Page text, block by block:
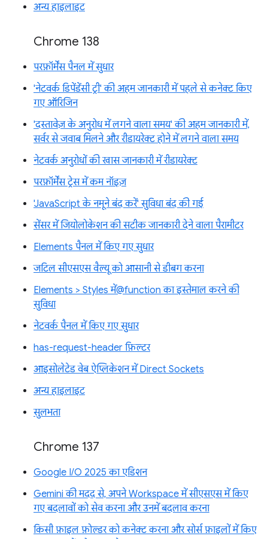
अन्य हाइलाइट
Chrome 138
परफ़ॉर्मेंस पैनल में सुधार
'नेटवर्क डिपेंडेंसी ट्री' की अहम जानकारी में पहले से कनेक्ट किए
गए ऑरिजिन
'दस्तावेज़ के अनुरोध में लगने वाला समय' की अहम जानकारी में,
सर्वर से जवाब मिलने और रीडायरेक्ट होने में लगने वाला समय
नेटवर्क अनुरोधों की खास जानकारी में रीडायरेक्ट
परफ़ॉर्मेंस ट्रेस में कम नॉइज़
'JavaScript के नमूने बंद करें' सुविधा बंद की गई
सेंसर में जियोलोकेशन की सटीक जानकारी देने वाला पैरामीटर
Elements पैनल में किए गए सुधार
जटिल सीएसएस वैल्यू को आसानी से डीबग करना
Elements > Styles में@function का इस्तेमाल करने की
सुविधा
नेटवर्क पैनल में किए गए सुधार
has-request-header फ़िल्टर
आइसोलेटेड वेब ऐप्लिकेशन में Direct Sockets
अन्य हाइलाइट
सुलभता
Chrome 137
Google I/O 2025 का एडिशन
Gemini की मदद से, अपने Workspace में सीएसएस में किए
गए बदलावों को सेव करना और उनमें बदलाव करना
किसी फ़ाइल फ़ोल्डर को कनेक्ट करना और सोर्स फ़ाइलों में किए